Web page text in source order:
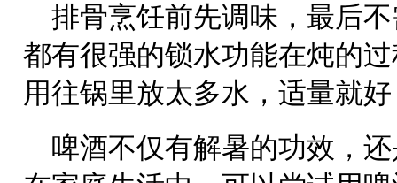
排骨烹饪前先调味，最后
都有很强的锁水功能在炖的
用往锅里放太多水，适量就好
啤酒不仅有解暑的功效，